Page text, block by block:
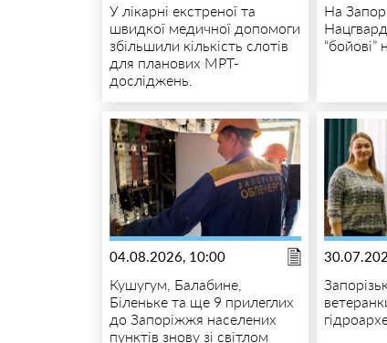
У лікарні екстреної та
швидкої медичної допомоги
збільшили кількість слотів
для планових МРТ-
досліджень.
На
04.08.2026, 10:00
Кушугум, Балабине,
Біленьке та ще 9 прилеглих
до Запоріжжя населених
пунктів знову зі світлом